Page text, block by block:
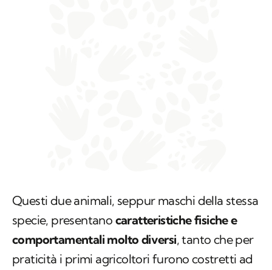
Questi due animali, seppur maschi della stessa
specie, presentano caratteristiche fisiche e
comportamentali molto diversi, tanto che per
praticità i primi agricoltori furono costretti ad